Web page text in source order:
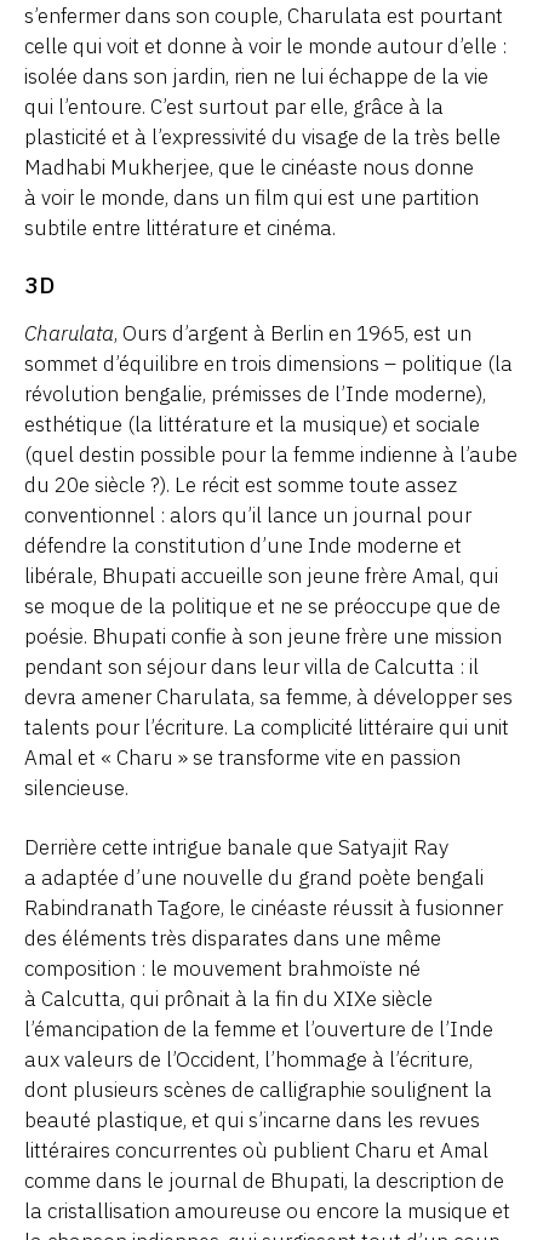
s’enfermer dans son couple, Charulata est pourtant
celle qui voit et donne à voir le monde autour d’elle :
isolée dans son jardin, rien ne lui échappe de la vie
qui l’entoure. C’est surtout par elle, grâce à la
plasticité et à l’expressivité du visage de la très belle
Madhabi Mukherjee, que le cinéaste nous donne
à voir le monde, dans un film qui est une partition
subtile entre littérature et cinéma.
3D
Charulata, Ours d’argent à Berlin en 1965, est un
sommet d’équilibre en trois dimensions – politique (la
révolution bengalie, prémisses de l’Inde moderne),
esthétique (la littérature et la musique) et sociale
(quel destin possible pour la femme indienne à l’aube
du 20e siècle ?). Le récit est somme toute assez
conventionnel : alors qu’il lance un journal pour
défendre la constitution d’une Inde moderne et
libérale, Bhupati accueille son jeune frère Amal, qui
se moque de la politique et ne se préoccupe que de
poésie. Bhupati confie à son jeune frère une mission
pendant son séjour dans leur villa de Calcutta : il
devra amener Charulata, sa femme, à développer ses
talents pour l’écriture. La complicité littéraire qui unit
Amal et « Charu » se transforme vite en passion
silencieuse.
Derrière cette intrigue banale que Satyajit Ray
a adaptée d’une nouvelle du grand poète bengali
Rabindranath Tagore, le cinéaste réussit à fusionner
des éléments très disparates dans une même
composition : le mouvement brahmoïste né
à Calcutta, qui prônait à la fin du XIXe siècle
l’émancipation de la femme et l’ouverture de l’Inde
aux valeurs de l’Occident, l’hommage à l’écriture,
dont plusieurs scènes de calligraphie soulignent la
beauté plastique, et qui s’incarne dans les revues
littéraires concurrentes où publient Charu et Amal
comme dans le journal de Bhupati, la description de
la cristallisation amoureuse ou encore la musique et